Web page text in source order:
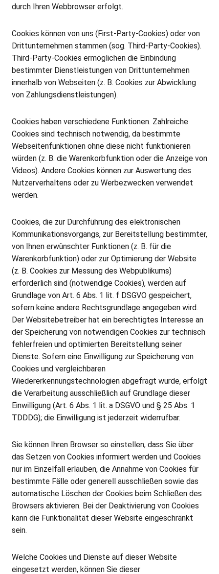
durch Ihren Webbrowser erfolgt.
Cookies können von uns (First-Party-Cookies) oder von
Drittunternehmen stammen (sog. Third-Party-Cookies).
Third-Party-Cookies ermöglichen die Einbindung
bestimmter Dienstleistungen von Drittunternehmen
innerhalb von Webseiten (z. B. Cookies zur Abwicklung
von Zahlungsdienstleistungen).
Cookies haben verschiedene Funktionen. Zahlreiche
Cookies sind technisch notwendig, da bestimmte
Webseitenfunktionen ohne diese nicht funktionieren
würden (z. B. die Warenkorbfunktion oder die Anzeige von
Videos). Andere Cookies können zur Auswertung des
Nutzerverhaltens oder zu Werbezwecken verwendet
werden.
Cookies, die zur Durchführung des elektronischen
Kommunikationsvorgangs, zur Bereitstellung bestimmter,
von Ihnen erwünschter Funktionen (z. B. für die
Warenkorbfunktion) oder zur Optimierung der Website
(z. B. Cookies zur Messung des Webpublikums)
erforderlich sind (notwendige Cookies), werden auf
Grundlage von Art. 6 Abs. 1 lit. f DSGVO gespeichert,
sofern keine andere Rechtsgrundlage angegeben wird.
Der Websitebetreiber hat ein berechtigtes Interesse an
der Speicherung von notwendigen Cookies zur technisch
fehlerfreien und optimierten Bereitstellung seiner
Dienste. Sofern eine Einwilligung zur Speicherung von
Cookies und vergleichbaren
Wiedererkennungstechnologien abgefragt wurde, erfolgt
die Verarbeitung ausschließlich auf Grundlage dieser
Einwilligung (Art. 6 Abs. 1 lit. a DSGVO und § 25 Abs. 1
TDDDG); die Einwilligung ist jederzeit widerrufbar.
Sie können Ihren Browser so einstellen, dass Sie über
das Setzen von Cookies informiert werden und Cookies
nur im Einzelfall erlauben, die Annahme von Cookies für
bestimmte Fälle oder generell ausschließen sowie das
automatische Löschen der Cookies beim Schließen des
Browsers aktivieren. Bei der Deaktivierung von Cookies
kann die Funktionalität dieser Website eingeschränkt
sein.
Welche Cookies und Dienste auf dieser Website
eingesetzt werden, können Sie dieser